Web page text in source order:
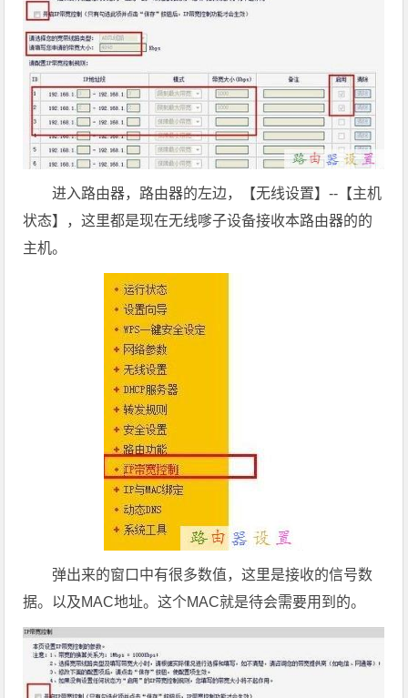
进入路由器，路由器的左边，【无线设置】--【主机
状态】，这里都是现在无线嗲子设备接收本路由器的的
主机。
弹出来的窗口中有很多数值，这里是接收的信号数
据。以及MAC地址。这个MAC就是待会需要用到的。